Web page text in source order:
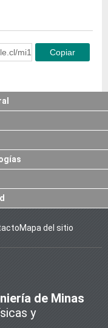
mi126593Copiar
Mapa del sitio
de Minas
y